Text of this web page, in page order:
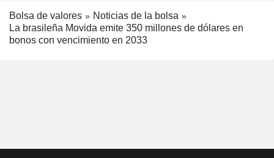
Bolsa de valores
Noticias de la bolsa
La brasileña Movida emite 350 millones de dólares en
bonos con vencimiento en 2033